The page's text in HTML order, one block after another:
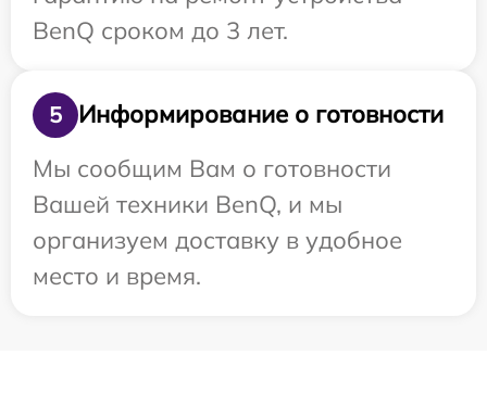
BenQ сроком до 3 лет.
5
Информирование о готовности
Мы сообщим Вам о готовности
Вашей техники BenQ, и мы
организуем доставку в удобное
место и время.